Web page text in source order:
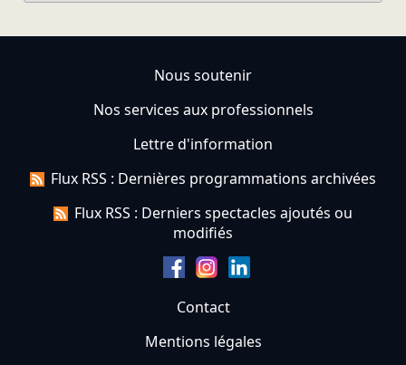
Nous soutenir
Nos services aux professionnels
Lettre d'information
Flux RSS : Dernières programmations archivées
Flux RSS : Derniers spectacles ajoutés ou
modifiés
Contact
Mentions légales